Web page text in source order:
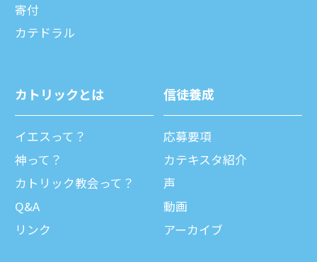
寄付
カテドラル
カトリックとは
イエスって？
神って？
カトリック教会って？
Q&A
リンク
信徒養成
応募要項
カテキスタ紹介
声
動画
アーカイブ